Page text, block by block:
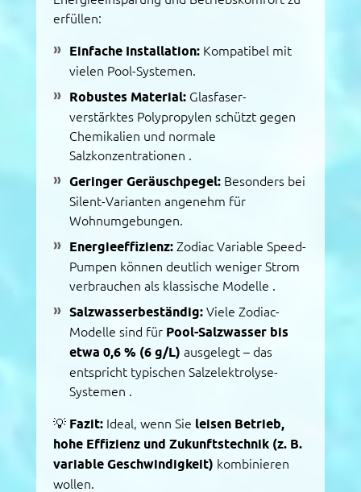
erfüllen:
Einfache Installation: Kompatibel mit
vielen Pool-Systemen.
Robustes Material: Glasfaser-
verstärktes Polypropylen schützt gegen
Chemikalien und normale
Salzkonzentrationen .
Geringer Geräuschpegel: Besonders bei
Silent-Varianten angenehm für
Wohnumgebungen.
Energieeffizienz: Zodiac Variable Speed-
Pumpen können deutlich weniger Strom
verbrauchen als klassische Modelle .
Salzwasserbeständig: Viele Zodiac-
Modelle sind für Pool-Salzwasser bis
etwa 0,6 % (6 g/L) ausgelegt – das
entspricht typischen Salzelektrolyse-
Systemen .
💡 Fazit: Ideal, wenn Sie leisen Betrieb,
hohe Effizienz und Zukunftstechnik (z. B.
variable Geschwindigkeit) kombinieren
wollen.